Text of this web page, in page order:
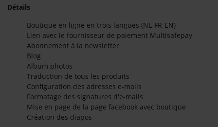
Détails
Boutique en ligne en trois langues (NL-FR-EN)
Lien avec le fournisseur de paiement Multisafepay
Abonnement à la newsletter
Blog
Album photos
Traduction de tous les produits
Configuration des adresses e-mails
Formatage des signatures d'e-mails
Mise en page de la page facebook avec boutique
Création des diapos